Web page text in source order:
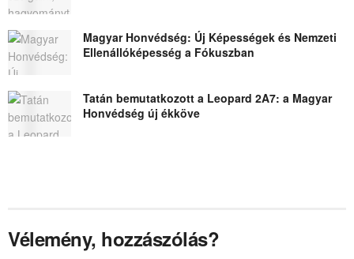
Magyar Honvédség: Új Képességek és Nemzeti
Ellenállóképesség a Fókuszban
Tatán bemutatkozott a Leopard 2A7: a Magyar
Honvédség új ékköve
Vélemény, hozzászólás?